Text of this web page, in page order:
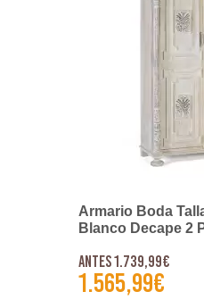
Armario Boda
Blanco Decape 2
Antes 1.739,99€
1.565,99€